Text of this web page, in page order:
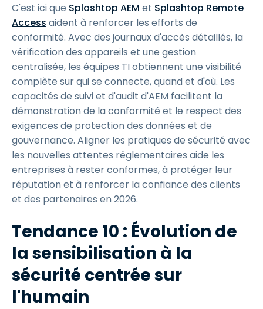
C'est ici que Splashtop AEM et Splashtop Remote
Access aident à renforcer les efforts de
conformité. Avec des journaux d'accès détaillés, la
vérification des appareils et une gestion
centralisée, les équipes TI obtiennent une visibilité
complète sur qui se connecte, quand et d'où. Les
capacités de suivi et d'audit d'AEM facilitent la
démonstration de la conformité et le respect des
exigences de protection des données et de
gouvernance. Aligner les pratiques de sécurité avec
les nouvelles attentes réglementaires aide les
entreprises à rester conformes, à protéger leur
réputation et à renforcer la confiance des clients
et des partenaires en 2026.
Tendance 10 : Évolution de
la sensibilisation à la
sécurité centrée sur
l'humain